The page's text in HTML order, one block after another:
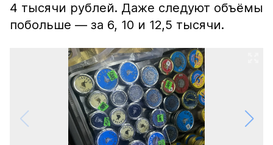
4 тысячи рублей. Даже следуют объёмы
побольше — за 6, 10 и 12,5 тысячи.